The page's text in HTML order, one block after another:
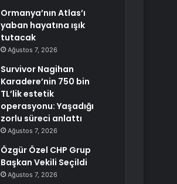
Ormanya’nın Atlas’ı
yaban hayatına ışık
tutacak
Ağustos 7, 2026
Survivor Nagihan
Karadere’nin 750 bin
TL’lik estetik
operasyonu: Yaşadığı
zorlu süreci anlattı
Ağustos 7, 2026
Özgür Özel CHP Grup
Başkan Vekili Seçildi
Ağustos 7, 2026